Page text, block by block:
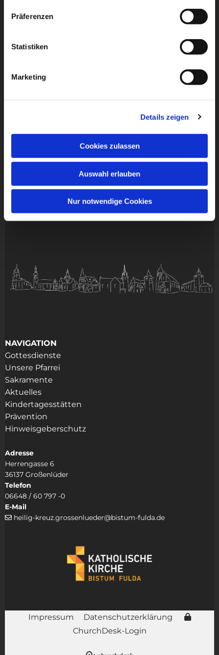
Präferenzen
Statistiken
Marketing
Details zeigen
Cookies zulassen
Auswahl erlauben
Nur notwendige Cookies
NAVIGATION
Gottesdienste
Unsere Pfarrei
Sakramente
Aktuelles
Kindertagesstätten
Prävention
Hinweisgeberschutz
Adresse
Herrengasse 6
36137 Großenlüder
Telefon
06648 / 60 797 -0
E-Mail
 heilig-kreuz.grossenlueder@bistum-fulda.de
Impressum
Datenschutzerklärung
ChurchDesk-Login